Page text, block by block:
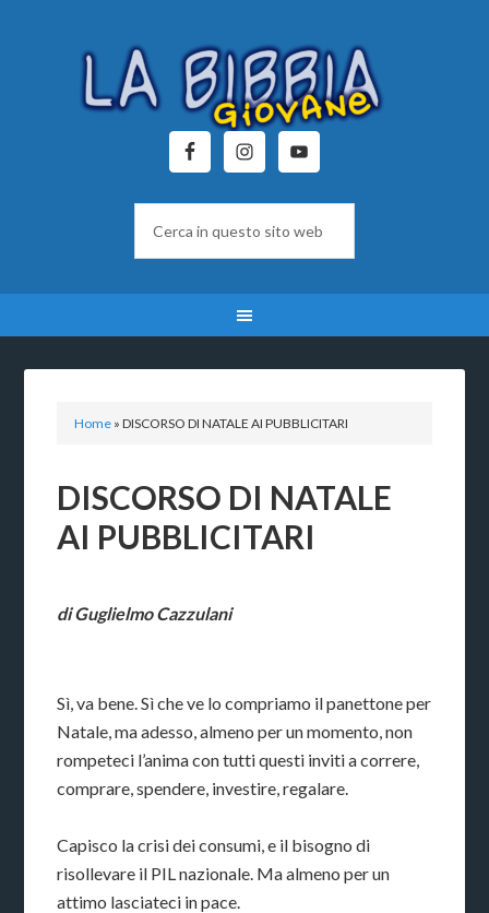
Home »DISCORSO DI NATALE AI PUBBLICITARI
DISCORSO DI NATALE
AI PUBBLICITARI
di Guglielmo Cazzulani
Sì, va bene. Sì che ve lo compriamo il panettone per
Natale, ma adesso, almeno per un momento, non
rompeteci l’anima con tutti questi inviti a correre,
comprare, spendere, investire, regalare.
Capisco la crisi dei consumi, e il bisogno di
risollevare il PIL nazionale. Ma almeno per un
attimo lasciateci in pace.